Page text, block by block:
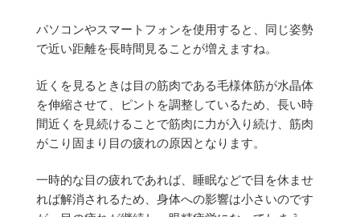
パソコンやスマートフォンを使用すると、
同じ姿勢
で近い距離を長時間見ることが増えますね。
近くを見るときは 目の筋肉である毛様体筋が水晶体
を伸縮させて、
ピントを調整しているため、 長い時
間近くを見続けることで筋肉に力が入り続け、 筋肉
がこり固まり目の疲れの原因となります。
一時的な目の疲れであれば、 睡眠などで目を休ませ
れば解消されるため、 身体への影響は小さいのです